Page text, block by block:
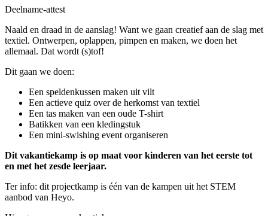
Deelname-attest
Naald en draad in de aanslag! Want we gaan creatief aan de slag met
textiel. Ontwerpen, oplappen, pimpen en maken, we doen het
allemaal. Dat wordt (s)tof!
Dit gaan we doen:
Een speldenkussen maken uit vilt
Een actieve quiz over de herkomst van textiel
Een tas maken van een oude T-shirt
Batikken van een kledingstuk
Een mini-swishing event organiseren
Dit vakantiekamp is op maat voor kinderen van het eerste tot
en met het zesde leerjaar.
Ter info: dit projectkamp is één van de kampen uit het STEM
aanbod van Heyo.